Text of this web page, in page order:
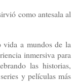
como antesala al
vida a mundos de la
inmersiva para
las historias,
y películas más